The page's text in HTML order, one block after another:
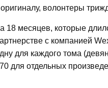
оригиналу, волонтеры
18 месяцев, которые
с компанией
для каждого тома
для отдельных